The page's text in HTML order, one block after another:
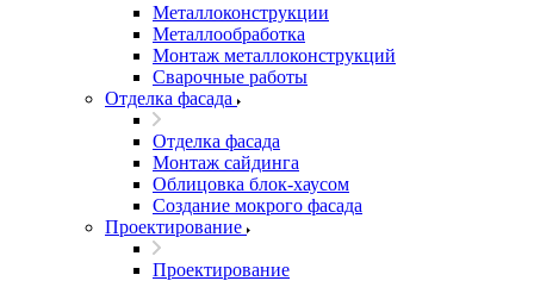
Металлоконструкции
Металлообработка
Монтаж металлоконструкций
Сварочные работы
Отделка фасада
Отделка фасада
Монтаж сайдинга
Облицовка блок-хаусом
Создание мокрого фасада
Проектирование
Проектирование